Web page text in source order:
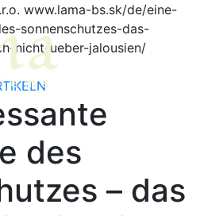
www.lama-bs.sk/de/eine-
sonnenschutzes-das-
nicht-ueber-jalousien/
des
– das